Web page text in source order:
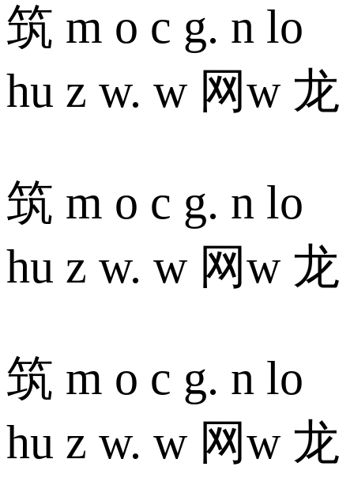
筑 m o c g. n lo
hu z w. w 网w 龙
筑 m o c g. n lo
hu z w. w 网w 龙
筑 m o c g. n lo
hu z w. w 网w 龙